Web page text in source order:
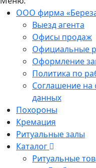
ООО фирма
Выезд агента
Офисы продаж
Официальные
Оформление
Политика по
Соглашение на
данных
Похороны
Кремация
Ритуальные залы
Каталог
Ритуальные